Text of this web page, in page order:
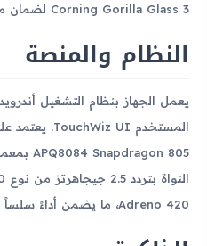
Corning Gorilla Glass 3 لضمان مقاومة الخدوش.
النظام والمنصة
Adreno 420، ما يضمن أداءً سلساً وسريعاً.